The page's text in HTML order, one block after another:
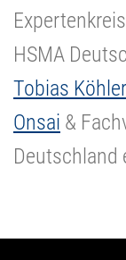
HSMA
Tobias Köhler
Onsai &
Deutschland